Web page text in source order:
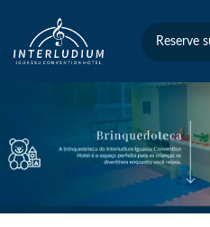
Reserve